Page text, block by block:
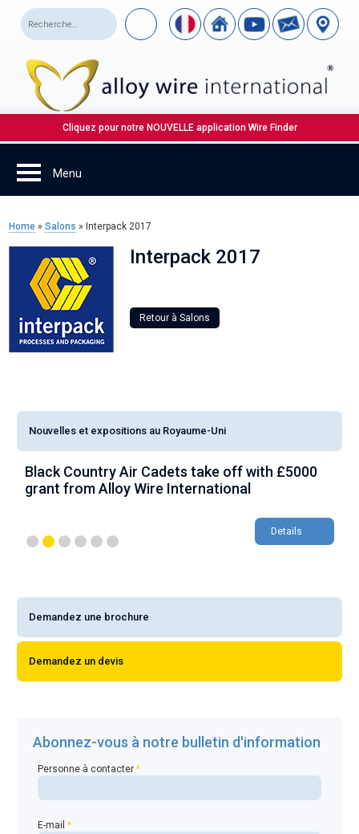
Cliquez pour notre NOUVELLE application Wire Finder
Home »Salons » Interpack 2017
Interpack 2017
Retour à Salons
Nouvelles et expositions au Royaume-Uni
Black Country Air Cadets take off with £5000
grant from Alloy Wire International
Details
Demandez une brochure
Demandez un devis
Abonnez-vous à notre bulletin d'information
Personne à contacter*
E-mail*